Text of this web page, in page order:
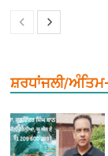
ਸ਼ਰਧਾਂਜਲੀ/